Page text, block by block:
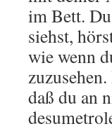
im Bett.
siehst,
wie wenn
daß du an